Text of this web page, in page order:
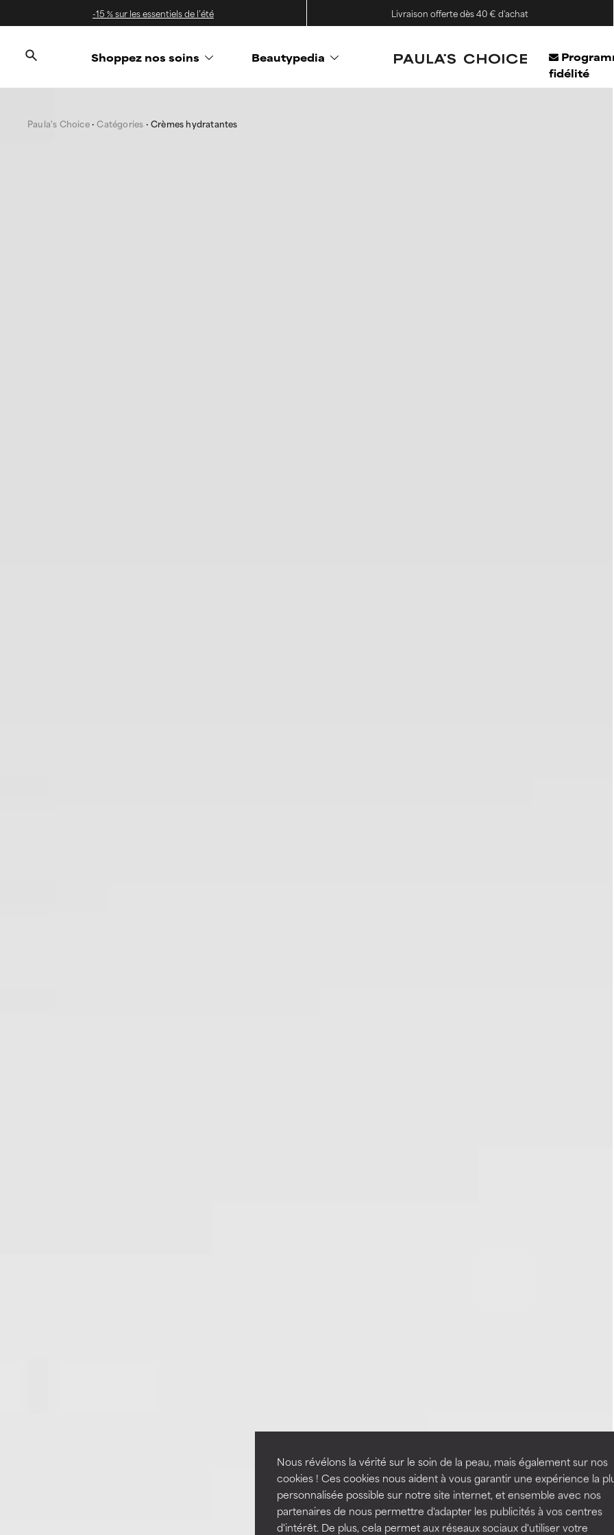
Nous révélons la vérité sur le soin de la peau, mais également sur nos
cookies ! Ces cookies nous aident à vous garantir une expérience la
personnalisée possible sur notre site internet, et ensemble avec nos
partenaires de nous permettre d'adapter les publicités à vos centres
d'intérêt. De plus, cela permet aux réseaux sociaux d'utiliser votre
-15 % sur les essentiels de l’été Livraison offerte dès 40 € d'achat
Shoppez nos soins Beautypedia
fidélité
Paula's Choice Catégories Crèmes hydratantes